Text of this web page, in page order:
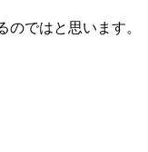
ではと思います。